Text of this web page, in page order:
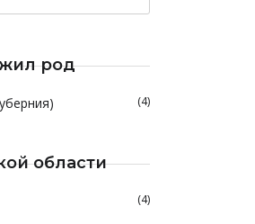
род
(4)
области
(4)